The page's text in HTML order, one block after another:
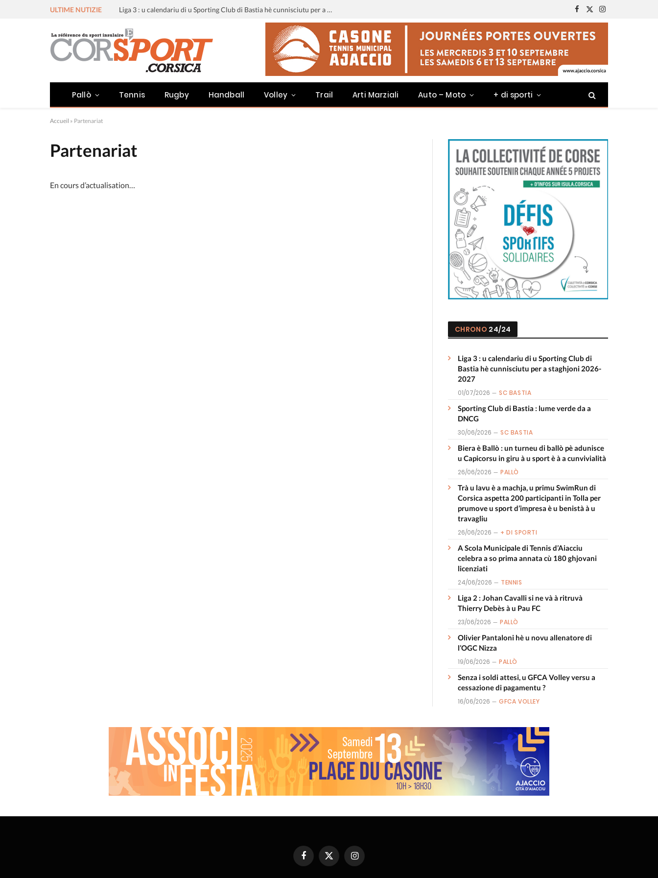
ULTIME NUTIZIE Liga 3 : u calendariu di u Sporting Club di Bastia hè cunnisciutu per a staghjoni 2026-2027
Facebook
X
(Twitter)
Instagram
Pallò Tennis Rugby Handball Volley Trail Arti Marziali Auto – Moto + di sporti
Accueil » Partenariat
Partenariat
En cours d’actualisation…
CHRONO 24/24
Liga 3 : u calendariu di u Sporting Club di
Bastia hè cunnisciutu per a staghjoni 2026-
2027
01/07/2026 SC BASTIA
Sporting Club di Bastia : lume verde da a
DNCG
30/06/2026 SC BASTIA
Biera è Ballò : un turneu di ballò pè adunisce
u Capicorsu in giru à u sport è à a cunvivialità
26/06/2026 PALLÒ
Trà u lavu è a machja, u primu SwimRun di
Corsica aspetta 200 participanti in Tolla per
prumove u sport d’impresa è u benistà à u
travagliu
26/06/2026 + DI SPORTI
A Scola Municipale di Tennis d’Aiacciu
celebra a so prima annata cù 180 ghjovani
licenziati
24/06/2026 TENNIS
Liga 2 : Johan Cavalli si ne và à ritruvà
Thierry Debès à u Pau FC
23/06/2026 PALLÒ
Olivier Pantaloni hè u novu allenatore di
l’OGC Nizza
19/06/2026 PALLÒ
Senza i soldi attesi, u GFCA Volley versu a
cessazione di pagamentu ?
16/06/2026 GFCA VOLLEY
FacebookX
(Twitter)
Instagram